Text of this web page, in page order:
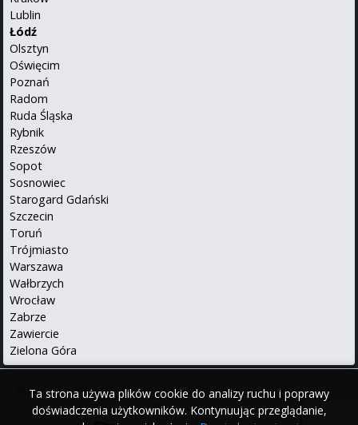
Ta strona używa plików cookie do analizy ruchu i poprawy
doświadczenia użytkowników. Kontynuując przeglądanie,
Lublin
Łódź
Olsztyn
Oświęcim
Poznań
Radom
Ruda Śląska
Rybnik
Rzeszów
Sopot
Sosnowiec
Starogard Gdański
Szczecin
Toruń
Trójmiasto
Warszawa
Wałbrzych
Wrocław
Zabrze
Zawiercie
Zielona Góra
About us•Privacy Policy• Translations info•Contact•iPhone
•Android Po polsku